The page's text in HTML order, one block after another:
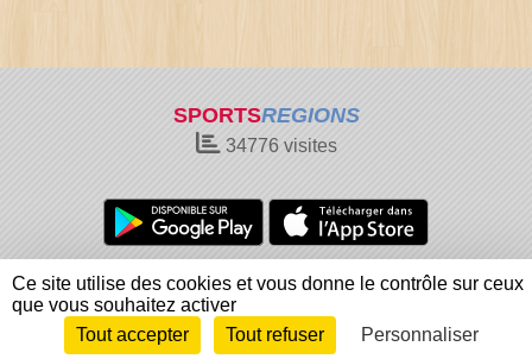
SPORTSREGIONS
34776visites
Charte cookies
Gestion des cookies
Informations légales
Signaler un contenu inapproprié
Envie de participer ?
Connexion
Ce site utilise des cookies et vous donne le contrôle sur ceux
que vous souhaitez activer
Tout accepter
Tout refuser Personnaliser